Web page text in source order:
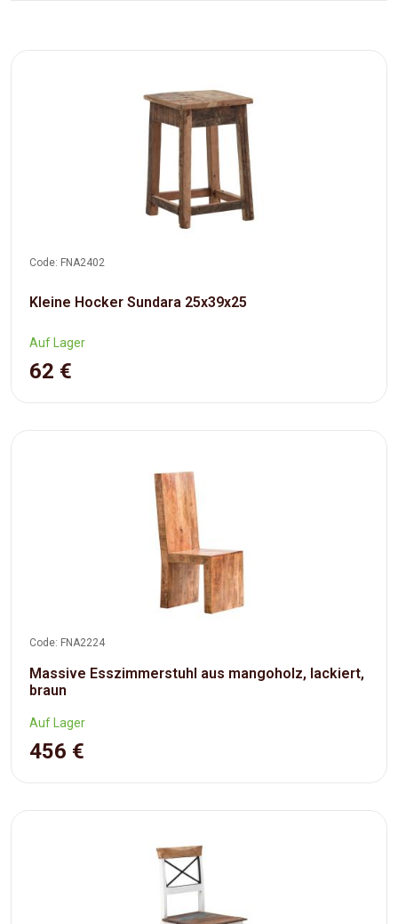
Code: FNA2402
Kleine Hocker Sundara 25x39x25
Auf Lager
62 €
Code: FNA2224
Massive Esszimmerstuhl aus mangoholz, lackiert,
braun
Auf Lager
456 €